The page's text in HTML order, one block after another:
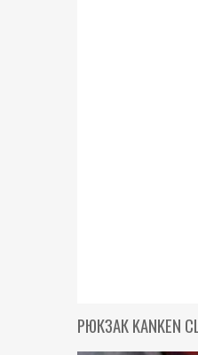
РЮКЗАК KANKEN